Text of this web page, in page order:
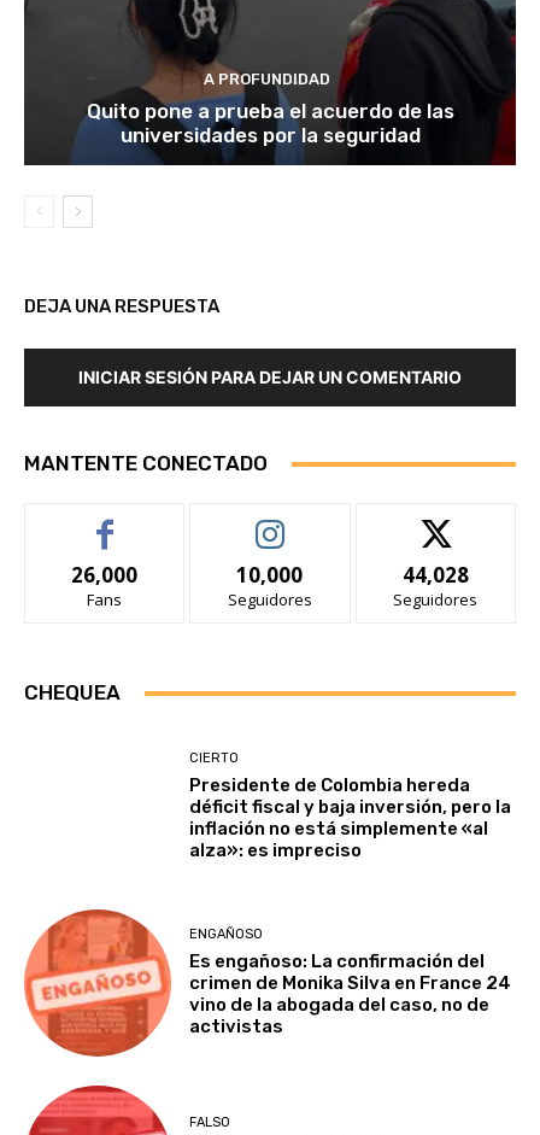
A PROFUNDIDAD
Quito pone a prueba el acuerdo de las
universidades por la seguridad
DEJA UNA RESPUESTA
INICIAR SESIÓN PARA DEJAR UN COMENTARIO
MANTENTE CONECTADO
26,000
Fans
10,000
Seguidores
44,028
Seguidores
CHEQUEA
CIERTO
Presidente de Colombia hereda
déficit fiscal y baja inversión, pero la
inflación no está simplemente «al
alza»: es impreciso
ENGAÑOSO
Es engañoso: La confirmación del
crimen de Monika Silva en France 24
vino de la abogada del caso, no de
activistas
FALSO